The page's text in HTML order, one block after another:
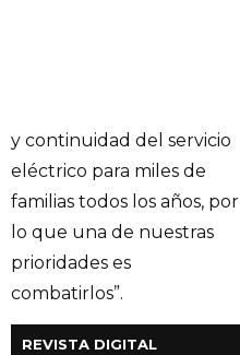
y continuidad del servicio
eléctrico para miles de
familias todos los años, por
lo que una de nuestras
prioridades es
combatirlos”.
REVISTA DIGITAL